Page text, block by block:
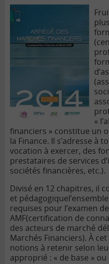
«
financiers » constitue un
la Finance. Il s’adresse à
vocation à exercer, des
prestataires de services
sociétés financières, etc.).
Divisé en 12 chapitres, il
et
requises pour l’examen
AMF(certification de
des acteurs de marché
Marchés Financiers). À
notions à retenir selon
approprié : « de base »